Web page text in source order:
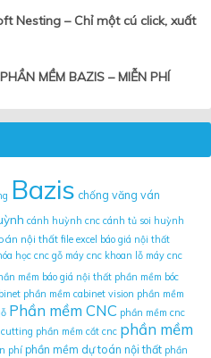
Nesting – Chỉ một cú click, xuất
MỀM BAZIS – MIỄN PHÍ
Bazis chống văng ván
cánh huỳnh cnc cánh tủ soi huỳnh
nội thất file excel báo giá nội thất
học cnc gỗ máy cnc khoan lỗ máy cnc
mềm báo giá nội thất phần mềm bóc
phần mềm cabinet vision phần mềm
Phần mềm CNC phần mềm cnc
cutting phần mềm cắt cnc phần mềm
phí phần mềm dự toán nội thất phần